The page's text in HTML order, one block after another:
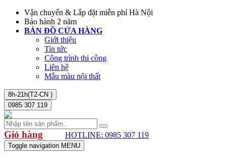
Vận chuyển & Lắp đặt miễn phí Hà Nội
Bảo hành 2 năm
BẢN ĐỒ CỬA HÀNG
Giới thiệu
Tin tức
Công trình thi công
Liên hệ
Mẫu màu nội thất
8h-21h(T2-CN )
0985 307 119
Giỏ hàng HOTLINE: 0985 307 119
Toggle navigation MENU